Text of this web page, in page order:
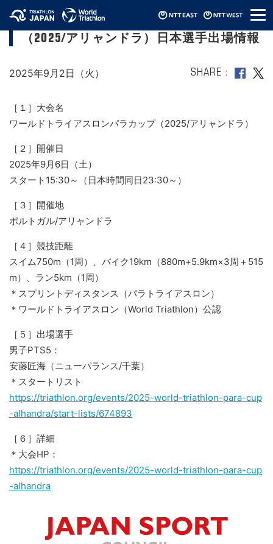
メ
ニ
ュ
ワールドトライアスロンパラカップ
（2025/アリャンドラ）日本選手出場情報
2025年9月2日（火） SHARE
［１］大会名
ワールドトライアスロンパラカップ（2025/アリャンドラ）
［２］開催日
2025年9月6日（土）
スタート15:30～（日本時間同日23:30～）
［３］開催地
ポルトガル/アリャンドラ
［４］競技距離
スイム750m（1周）、バイク19km（880m+5.9km×3周＋515
m）、ラン5km（1周）
＊スプリントディスタンス（パラトライアスロン）
＊ワールドトライアスロン（World Triathlon）公認
［５］出場選手
男子PTS5：
安藤匠海（ニューバランス/千葉）
＊スタートリスト
https://triathlon.org/events/2025-world-triathlon-para-cup
-alhandra/start-lists/674893
［６］詳細
＊大会HP：
https://triathlon.org/events/2025-world-triathlon-para-cup
-alhandra